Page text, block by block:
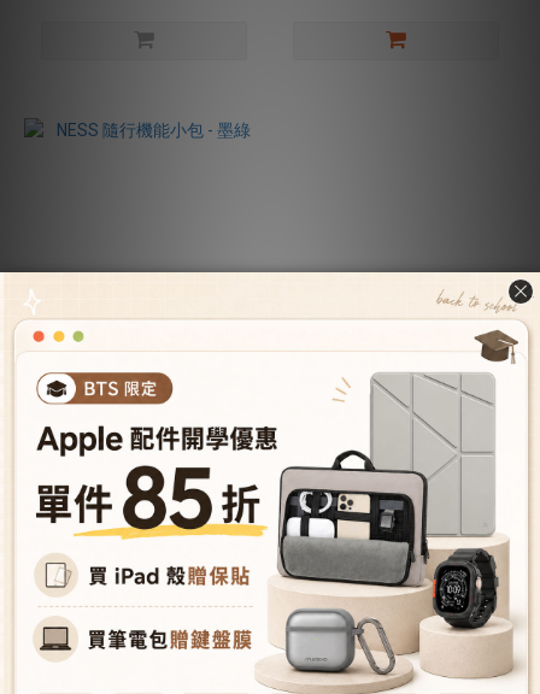
NESS 隨行機能小包 - 墨綠
NT$1,024
NT$1,280
關於我們
關於JTLEGEND